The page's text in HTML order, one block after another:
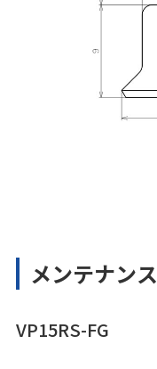
メンテナン
VP15RS-FG